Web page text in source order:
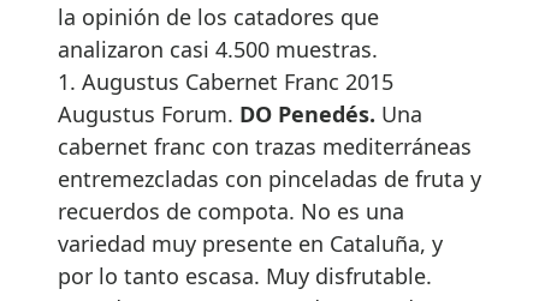
la opinión de los catadores que
analizaron casi 4.500 muestras.
1. Augustus Cabernet Franc 2015
Augustus Forum. DO Penedés. Una
cabernet franc con trazas mediterráneas
entremezcladas con pinceladas de fruta y
recuerdos de compota. No es una
variedad muy presente en Cataluña, y
por lo tanto escasa. Muy disfrutable.